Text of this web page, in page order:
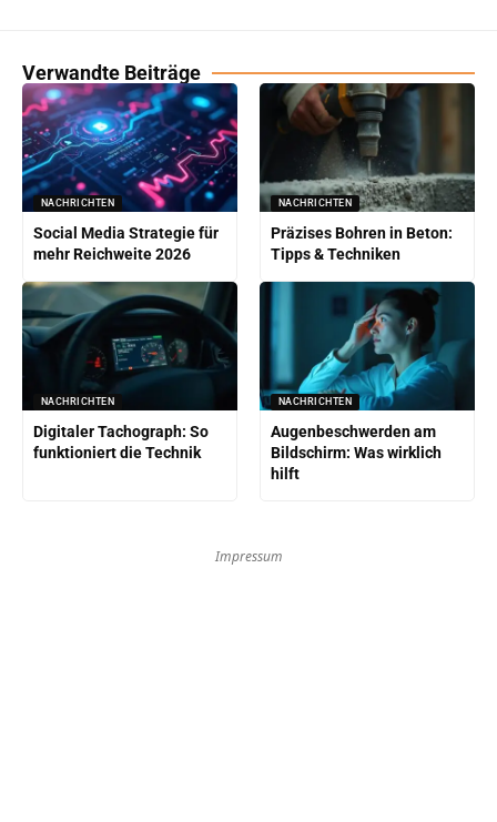
Verwandte Beiträge
NACHRICHTEN
Social Media Strategie für
mehr Reichweite 2026
NACHRICHTEN
Präzises Bohren in Beton:
Tipps & Techniken
NACHRICHTEN
Digitaler Tachograph: So
funktioniert die Technik
NACHRICHTEN
Augenbeschwerden am
Bildschirm: Was wirklich
hilft
Impressum